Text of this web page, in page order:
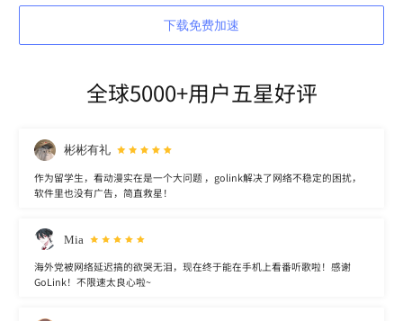
下载免费加速
全球5000+用户五星好评
彬彬有礼
作为留学生，看动漫实在是一个大问题 ，golink解决了网络不稳定的困扰，
软件里也没有广告，简直救星！
Mia
海外党被网络延迟搞的欲哭无泪，现在终于能在手机上看番听歌啦！感谢
GoLink！不限速太良心啦~